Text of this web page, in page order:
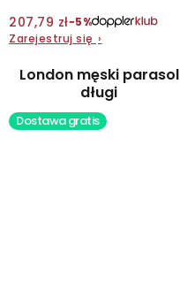
207,79 zł−5%
Zarejestruj się ›
London męski parasol
długi
Dostawa gratis